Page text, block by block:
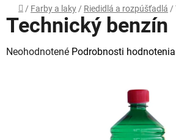
Domov
/ Farby a laky / Riedidlá a rozpúšťadlá /
Technický benzín
Priemerné
Neohodnotené Podrobnosti hodnotenia